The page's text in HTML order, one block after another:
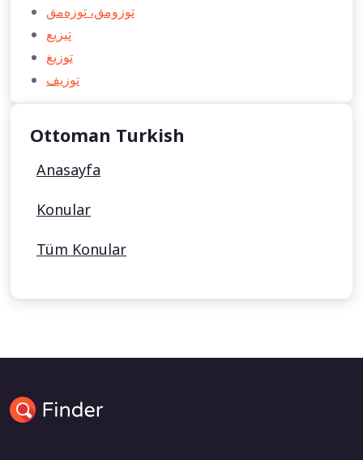
توزومق، توزه‌‌‌مق
تيزيع
توزيغ
توزيف
Ottoman Turkish
Anasayfa
Konular
Tüm Konular